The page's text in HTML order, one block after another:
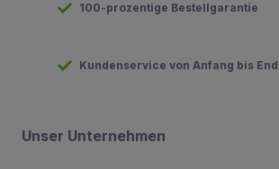
100-prozentige Bestellgarantie
Kundenservice von Anfang bis
Unser Unternehmen